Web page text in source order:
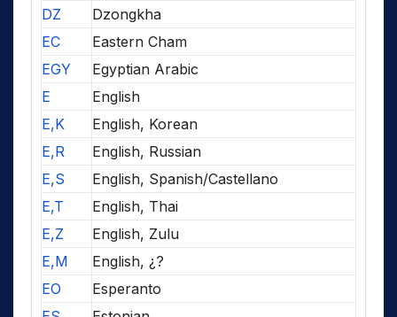
DZ
Dzongkha
EC
Eastern Cham
EGY
Egyptian Arabic
E
English
E,K
English, Korean
E,R
English, Russian
E,S
English, Spanish/Castellano
E,T
English, Thai
E,Z
English, Zulu
E,M
English, ¿?
EO
Esperanto